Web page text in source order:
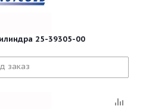
25-39305-00
заказ